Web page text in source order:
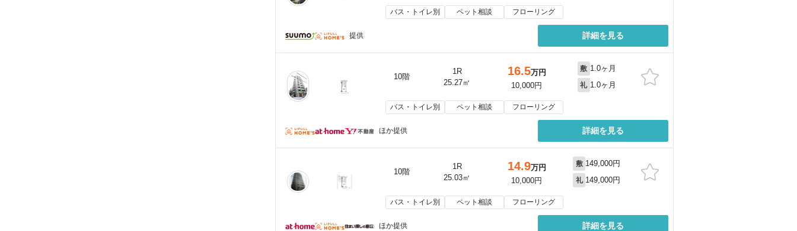
バス・トイレ別 ペット相談 フローリング
提供 詳細を見る
10階
1R
25.27㎡
16.5万円
10,000円
敷 1.0ヶ月
礼 1.0ヶ月
バス・トイレ別 ペット相談 フローリング
ほか提供 詳細を見る
10階
1R
25.03㎡
14.9万円
10,000円
敷 149,000円
礼 149,000円
バス・トイレ別 ペット相談 フローリング
ほか提供 詳細を見る